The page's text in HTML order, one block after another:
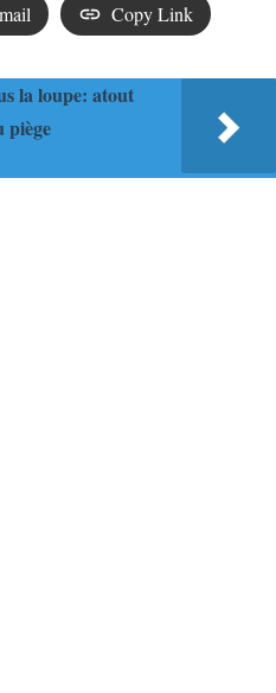
Copy Link
la loupe: atout
piège